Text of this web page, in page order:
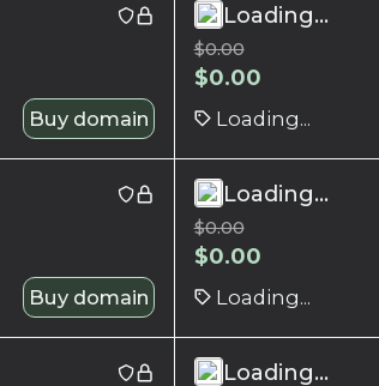
Buy domain
Loading...
$0.00
$0.00
Loading...
Buy domain
Loading...
$0.00
$0.00
Loading...
Loading...